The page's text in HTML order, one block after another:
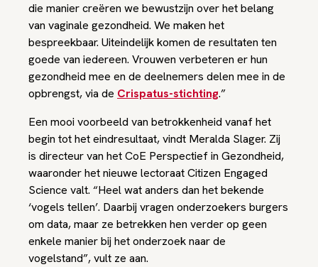
die manier creëren we bewustzijn over het belang
van vaginale gezondheid. We maken het
bespreekbaar. Uiteindelijk komen de resultaten ten
goede van iedereen. Vrouwen verbeteren er hun
gezondheid mee en de deelnemers delen mee in de
opbrengst, via de Crispatus-stichting.”
Een mooi voorbeeld van betrokkenheid vanaf het
begin tot het eindresultaat, vindt Meralda Slager. Zij
is directeur van het CoE Perspectief in Gezondheid,
waaronder het nieuwe lectoraat Citizen Engaged
Science valt. “Heel wat anders dan het bekende
‘vogels tellen’. Daarbij vragen onderzoekers burgers
om data, maar ze betrekken hen verder op geen
enkele manier bij het onderzoek naar de
vogelstand”, vult ze aan.